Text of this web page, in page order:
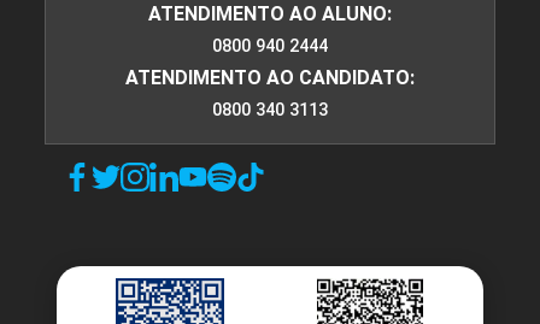
ATENDIMENTO AO ALUNO:
0800 940 2444
ATENDIMENTO AO CANDIDATO:
0800 340 3113